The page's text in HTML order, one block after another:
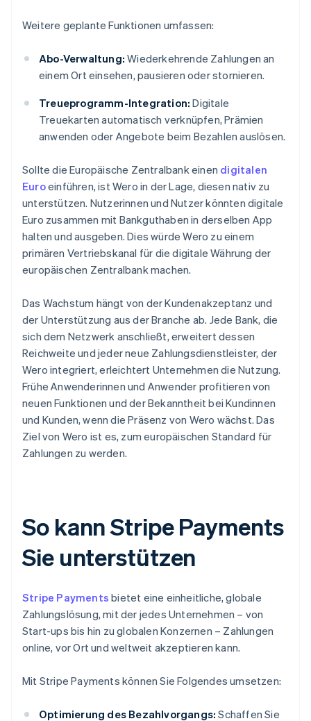
Weitere geplante Funktionen umfassen:
Abo-Verwaltung: Wiederkehrende Zahlungen an
einem Ort einsehen, pausieren oder stornieren.
Treueprogramm-Integration: Digitale
Treuekarten automatisch verknüpfen, Prämien
anwenden oder Angebote beim Bezahlen auslösen.
Sollte die Europäische Zentralbank einen digitalen
Euroeinführen, ist Wero in der Lage, diesen nativ zu
unterstützen. Nutzerinnen und Nutzer könnten digitale
Euro zusammen mit Bankguthaben in derselben App
halten und ausgeben. Dies würde Wero zu einem
primären Vertriebskanal für die digitale Währung der
europäischen Zentralbank machen.
Das Wachstum hängt von der Kundenakzeptanz und
der Unterstützung aus der Branche ab. Jede Bank, die
sich dem Netzwerk anschließt, erweitert dessen
Reichweite und jeder neue Zahlungsdienstleister, der
Wero integriert, erleichtert Unternehmen die Nutzung.
Frühe Anwenderinnen und Anwender profitieren von
neuen Funktionen und der Bekanntheit bei Kundinnen
und Kunden, wenn die Präsenz von Wero wächst. Das
Ziel von Wero ist es, zum europäischen Standard für
Zahlungen zu werden.
So kann Stripe Payments
Sie unterstützen
Stripe Payments bietet eine einheitliche, globale
Zahlungslösung, mit der jedes Unternehmen – von
Start-ups bis hin zu globalen Konzernen – Zahlungen
online, vor Ort und weltweit akzeptieren kann.
Mit Stripe Payments können Sie Folgendes umsetzen:
Optimierung des Bezahlvorgangs: Schaffen Sie